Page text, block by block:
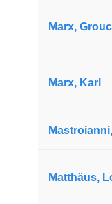
Marx,
Marx, Karl
Matthäus,